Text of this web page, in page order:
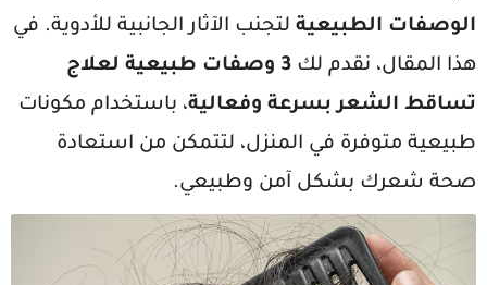
الوصفات الطبيعية لتجنب الآثار الجانبية للأدوية. في
هذا المقال، نقدم لك
3 وصفات طبيعية لعلاج
تساقط الشعر بسرعة وفعالية، باستخدام مكونات
طبيعية متوفرة في المنزل، لتتمكن من استعادة
صحة شعرك بشكل آمن وطبيعي.